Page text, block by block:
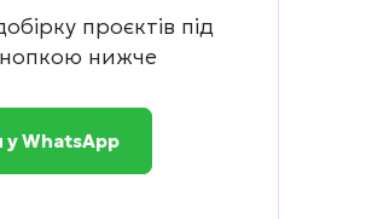
проєктів під
нижче
WhatsApp